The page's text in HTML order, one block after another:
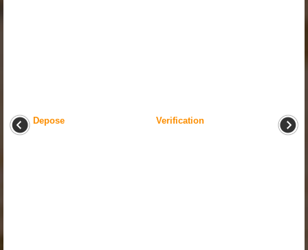
Depose Verification